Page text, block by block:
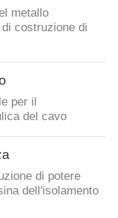
metallo
costruzione di
per il
del cavo
di potere
dell'isolamento